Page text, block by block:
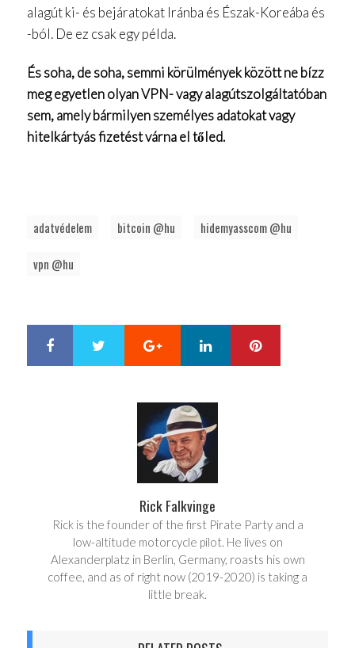
alagút ki- és bejáratokat Iránba és Észak-Koreába és
-ból. De ez csak egy példa.
És soha, de soha, semmi körülmények között ne bízz
meg egyetlen olyan VPN- vagy alagútszolgáltatóban
sem, amely bármilyen személyes adatokat vagy
hitelkártyás fizetést várna el tőled.
adatvédelem bitcoin @hu hidemyasscom @hu
vpn @hu
Google+ LinkedIn
Rick Falkvinge
Rick is the founder of the first Pirate Party and a
low-altitude motorcycle pilot. He lives on
Alexanderplatz in Berlin, Germany, roasts his own
coffee, and as of right now (2019-2020) is taking a
little break.